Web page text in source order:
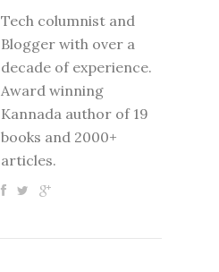
Tech columnist and
Blogger with over a
decade of experience.
Award winning
Kannada author of 19
books and 2000+
articles.